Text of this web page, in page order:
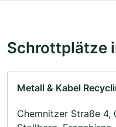
Schrottplätze
Metall & Kabel
Chemnitzer Straße